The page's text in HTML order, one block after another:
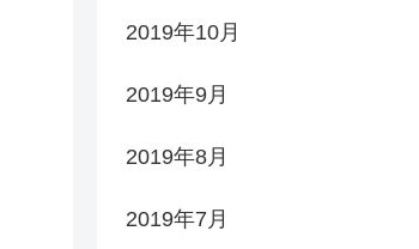
2019年10月
2019年9月
2019年8月
2019年7月